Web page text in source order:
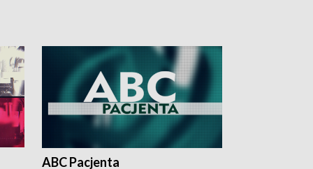
ABC Pacjenta